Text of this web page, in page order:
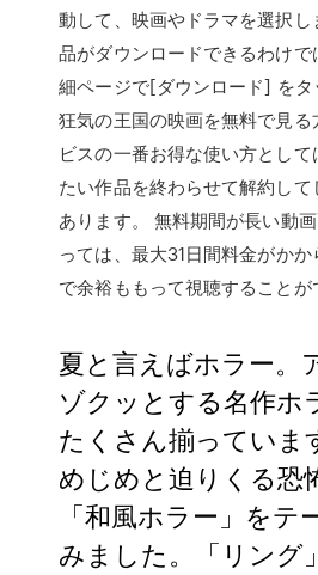
動して、映画やドラマを選択
品がダウンロードできるわけ
細ページで[ダウンロード] をタ
狂気の王国の映画を無料で見る
ビスの一番お得な使い方とし
たい作品を終わらせて解約し
あります。 無料期間が長い動
っては、最大31日間料金がか
で余裕ももって視聴すること
夏と言えばホラー。
ゾクッとする名作ホ
たくさん揃っていま
めじめと迫りくる恐
「和風ホラー」をテ
みました。「リング